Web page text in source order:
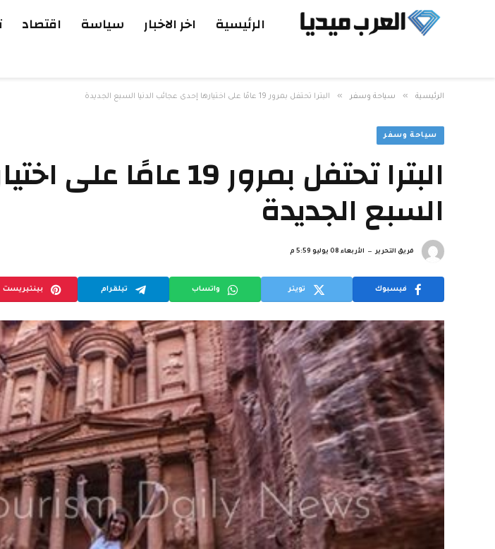
الرئيسية اخر الاخبار سياسة اقتصاد
الرئيسية » سياحة وسفر » البترا تحتفل بمرور 19 عامًا على اختيارها إحدى عجائب الدنيا السبع الجديدة
سياحة وسفر
البترا تحتفل بمرور
السبع الجديدة
فريق التحرير الأربعاء 08 يوليو 5:59 م
فيسبوك تويتر واتساب تيلقرام بينتيريست